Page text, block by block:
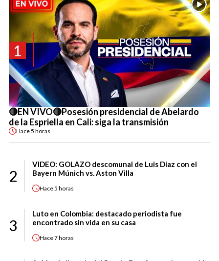
1
🔴EN VIVO🔴Posesión presidencial de Abelardo
de la Espriella en Cali: siga la transmisión
Hace5 horas
2
VIDEO: GOLAZO descomunal de Luis Díaz con el
Bayern Múnich vs. Aston Villa
Hace5 horas
3
Luto en Colombia: destacado periodista fue
encontrado sin vida en su casa
Hace7 horas